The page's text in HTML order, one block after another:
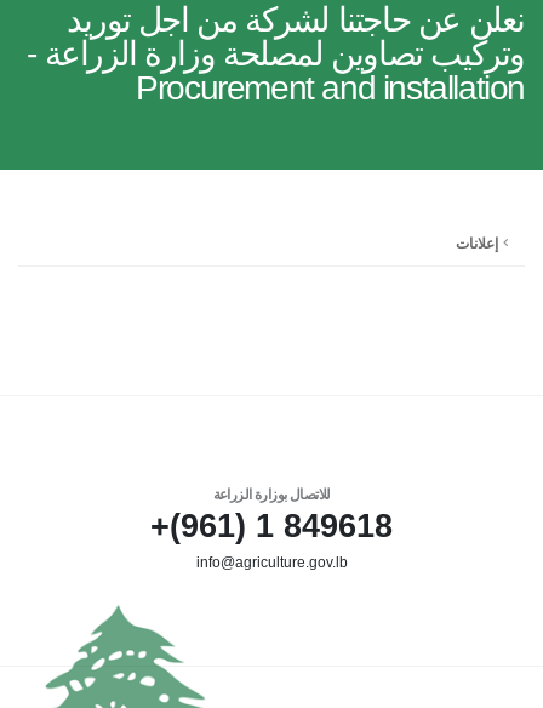
نعلن عن حاجتنا لشركة من اجل توريد
وتركيب تصاوين لمصلحة وزارة الزراعة -
Procurement and installation
إعلانات
للاتصال بوزارة الزراعة
849618 1 (961)+
info@agriculture.gov.lb